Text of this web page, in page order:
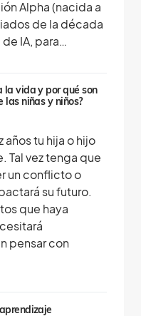
Alpha (nacida a
de la década
IA, para…
la vida y por qué son
niñas y niños?
tu hija o hijo
Tal vez tenga que
un conflicto o
su futuro.
que haya
pensar con